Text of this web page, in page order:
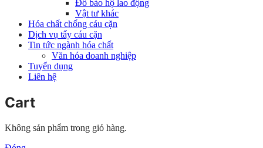
Đồ bảo hộ lao động
Vật tư khác
Hóa chất chống cáu cặn
Dịch vụ tẩy cáu cặn
Tin tức ngành hóa chất
Văn hóa doanh nghiệp
Tuyển dụng
Liên hệ
Cart
Không sản phẩm trong giỏ hàng.